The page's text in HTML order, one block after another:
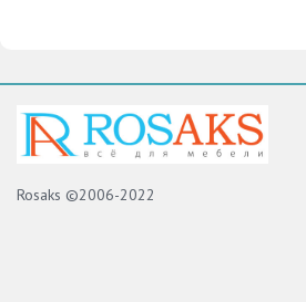
Rosaks ©2006-2022